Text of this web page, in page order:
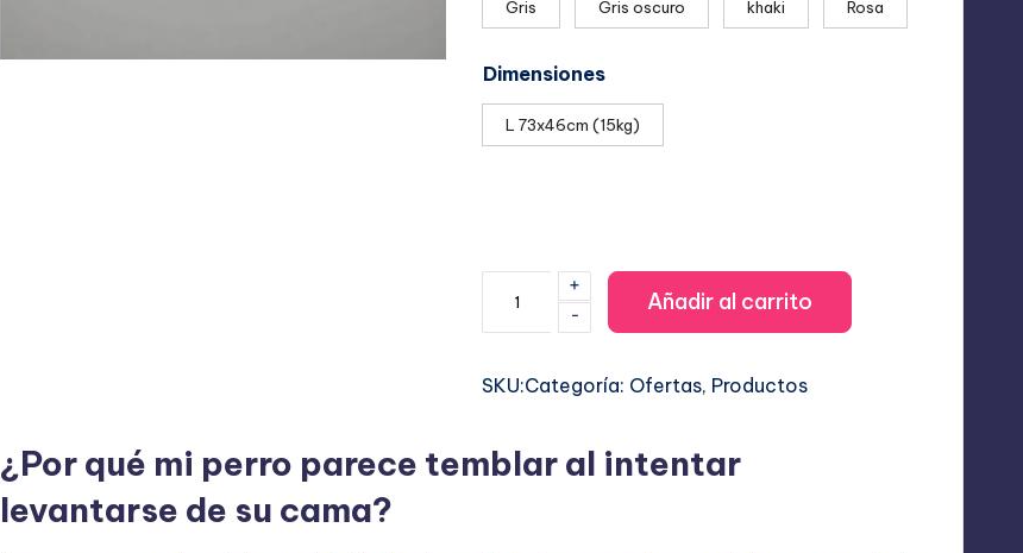
14,99 €
Gris Gris oscuro khaki Rosa
Dimensiones
L 73x46cm (15kg)
Ortopédica
Alivio
y
-
+
Añadir al carrito
SKU:Categoría: Ofertas, Productos
¿Por qué mi perro parece temblar al intentar
levantarse de su cama?